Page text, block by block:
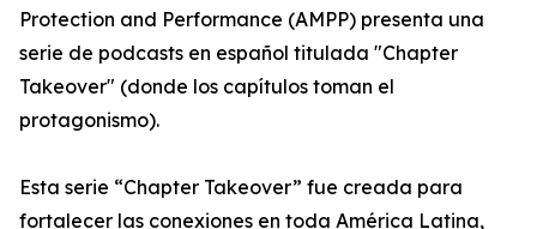
Protection and Performance (AMPP) presenta una
serie de podcasts en español titulada "Chapter
Takeover" (donde los capítulos toman el
protagonismo).
Esta serie “Chapter Takeover” fue creada para
fortalecer las conexiones en toda América Latina,